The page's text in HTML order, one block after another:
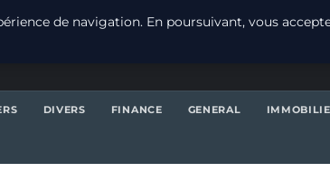
DIVERS FINANCE GENERAL
de navigation. En poursuivant, vous